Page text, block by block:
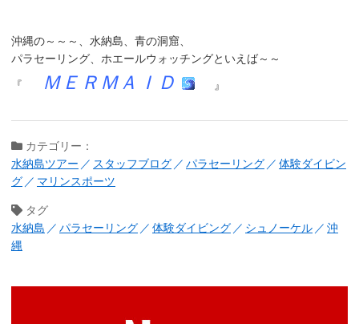
沖縄の～～～、 水納島 青の洞窟
パラセーリング
ホエールウォッチングといえば～～
『 ＭＥＲＭＡＩＤ 』
カテゴリー：
水納島ツアー
スタッフブログ パラセーリング
体験ダイビン
グ
マリンスポーツ
タグ
水納島
パラセーリング 体験ダイビング シュノーケル
沖
縄